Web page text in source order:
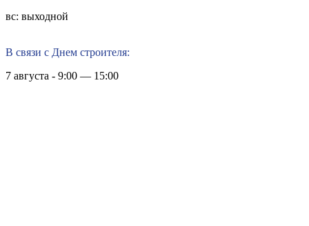
вс: выходной
В связи с Днем строителя:
7 августа - 9:00 — 15:00